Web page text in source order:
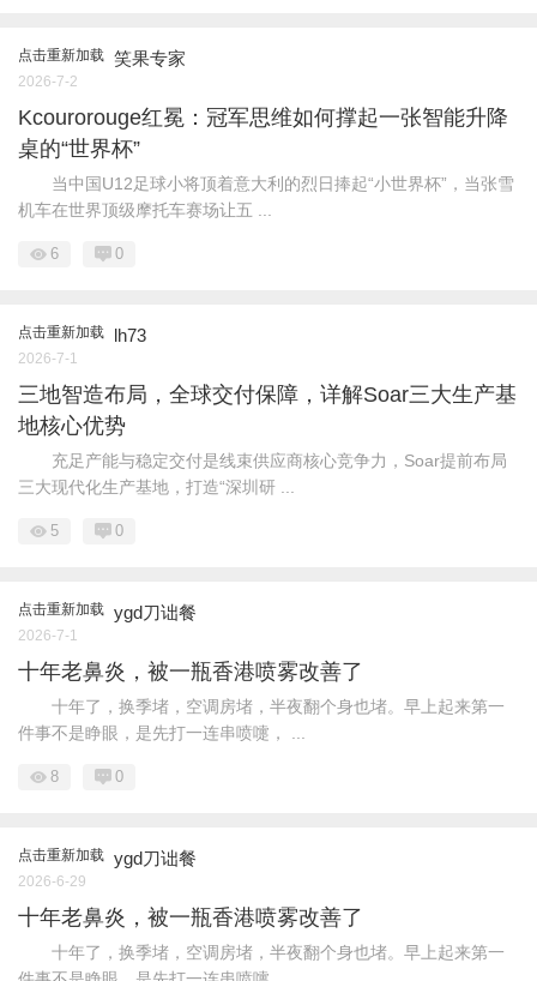
点击重新加载 笑果专家
2026-7-2
Kcourorouge红冕：冠军思维如何撑起一张智能升降
桌的“世界杯”
当中国U12足球小将顶着意大利的烈日捧起“小世界杯”，当张雪
机车在世界顶级摩托车赛场让五 ...
6 0
点击重新加载 lh73
2026-7-1
三地智造布局，全球交付保障，详解Soar三大生产基
地核心优势
充足产能与稳定交付是线束供应商核心竞争力，Soar提前布局
三大现代化生产基地，打造“深圳研 ...
5 0
点击重新加载 ygd刀诎餐
2026-7-1
十年老鼻炎，被一瓶香港喷雾改善了
十年了，换季堵，空调房堵，半夜翻个身也堵。早上起来第一
件事不是睁眼，是先打一连串喷嚏， ...
8 0
点击重新加载 ygd刀诎餐
2026-6-29
十年老鼻炎，被一瓶香港喷雾改善了
十年了，换季堵，空调房堵，半夜翻个身也堵。早上起来第一